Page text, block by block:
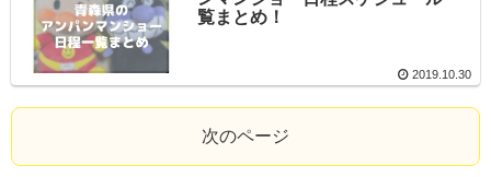
覧まとめ！
2019.10.30
次のページ